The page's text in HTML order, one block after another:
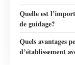
Quelle est
de guidage?
Quels avantages
d’établissement